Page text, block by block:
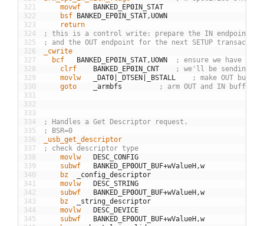
321
322
323
324
325
326
327
328
329
330
331
332
333
334
335
336
337
338
339
340
341
342
343
344
345
	movwf
BANKED EP0IN STAT
	bsf
BANKED EP0IN STAT,UOWN
	return
; this is a control write: prepare the IN endpoint
; and the OUT endpoint for the next SETUP transaction
_cwrite
bcf
BANKED EP0IN STAT,UOWN
; ensure we have
	clrf
BANKED EP0IN CNT
; we'll be sending a
	movlw
DAT0 DTSEN BSTALL
; make OUT
	goto
armbfs ; arm OUT and IN buffers
; Handles a Get Descriptor request.
; BSR=0
_usb_get_descriptor
; check descriptor type
	movlw
DESC CONFIG
	subwf
BANKED EP0OUT BUF+wValueH ,w
	bz
config descriptor
	movlw
DESC STRING
	subwf
BANKED EP0OUT BUF+wValueH ,w
	bz
string descriptor
	movlw
DESC
DEVICE
	subwf
BANKED EP0OUT BUF+wValueH ,w